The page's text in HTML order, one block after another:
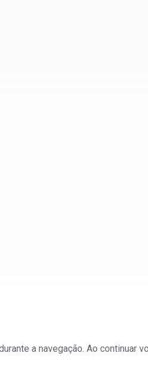
a navegação. Ao continuar